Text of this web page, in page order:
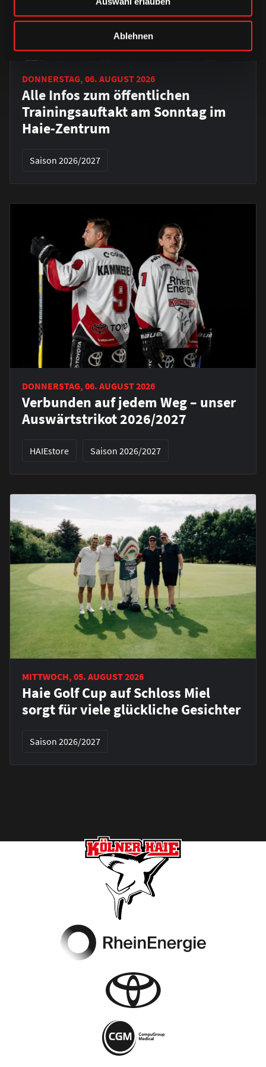
Ablehnen
DONNERSTAG, 06. AUGUST 2026
Alle Infos zum öffentlichen
Trainingsauftakt am Sonntag im
Haie-Zentrum
Saison 2026/2027
DONNERSTAG, 06. AUGUST 2026
Verbunden auf jedem Weg – unser
Auswärtstrikot 2026/2027
HAIEstore Saison 2026/2027
MITTWOCH, 05. AUGUST 2026
Haie Golf Cup auf Schloss Miel
sorgt für viele glückliche Gesichter
Saison 2026/2027